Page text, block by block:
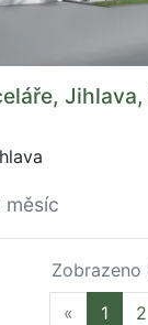
měsíc
Zobrazeno
« Previous
1 2